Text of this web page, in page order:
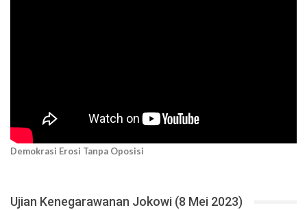
Demokrasi Erosi Tanpa Oposisi
Ujian Kenegarawanan Jokowi (8 Mei 2023)